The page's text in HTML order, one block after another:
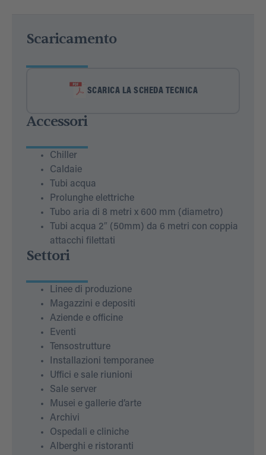
Scaricamento
SCARICA LA SCHEDA TECNICA
Accessori
Chiller
Caldaie
Tubi acqua
Prolunghe elettriche
Tubo aria di 8 metri x 600 mm (diametro)
Tubi acqua 2″ (50mm) da 6 metri con coppia
attacchi filettati
Settori
Linee di produzione
Magazzini e depositi
Aziende e officine
Eventi
Tensostrutture
Installazioni temporanee
Uffici e sale riunioni
Sale server
Musei e gallerie d’arte
Archivi
Ospedali e cliniche
Alberghi e ristoranti